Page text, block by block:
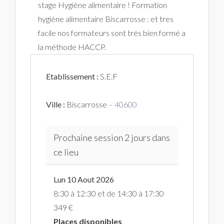
stage Hygiène alimentaire ! Formation
hygiène alimentaire Biscarrosse : et tres
facile nos formateurs sont trés bien formé a
la méthode HACCP.
Etablissement : S.E.F
Ville : Biscarrosse – 40600
Prochaine session 2 jours dans
ce lieu
Lun 10 Aout 2026
8:30 à 12:30 et de 14:30 à 17:30
349 €
Places disponibles